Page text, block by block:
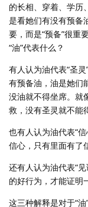
的长相、穿着、学历
是看她们有没有预备
要，而是“预备”很重
“油”代表什么？
有人认为油代表“圣
有预备油，油是她们
没油就不得坐席。就
救，没有圣灵就不能
也有人认为油代表“
信心，只有里面有了
还有人认为油代表“
的好行为，才能证明
这三种解释是对于“